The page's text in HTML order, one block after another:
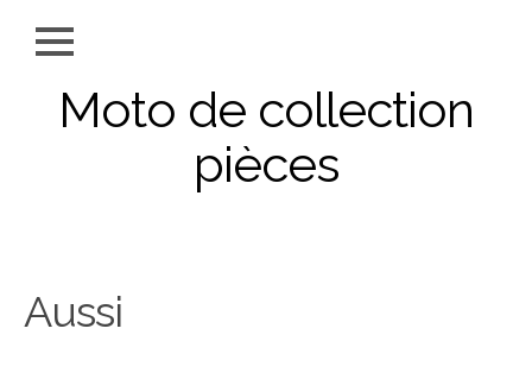
Moto de collection
pièces
Aussi